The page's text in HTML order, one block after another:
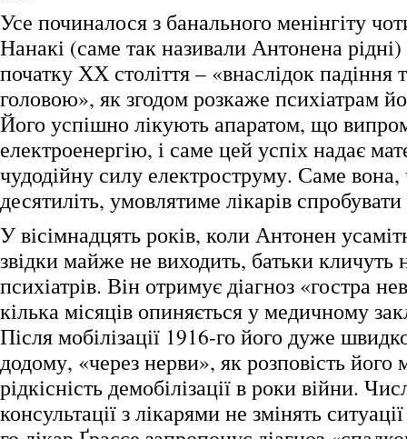
Усе починалося з банального менінгіту
Нанакі (саме так називали Антонена
початку ХХ століття – «внаслідок падіння
головою», як згодом розкаже психіатрам
Його успішно лікують апаратом, що
електроенергію, і саме цей успіх надає
чудодійну силу електроструму. Саме вона,
десятиліть, умовлятиме лікарів
У вісімнадцять років, коли Антонен
звідки майже не виходить, батьки кличуть
психіатрів. Він отримує діагноз «гостра
кілька місяців опиняється у медичному
Після мобілізації 1916-го його дуже
додому, «через нерви», як розповість його
рідкісність демобілізації в роки війни.
консультації з лікарями не змінять